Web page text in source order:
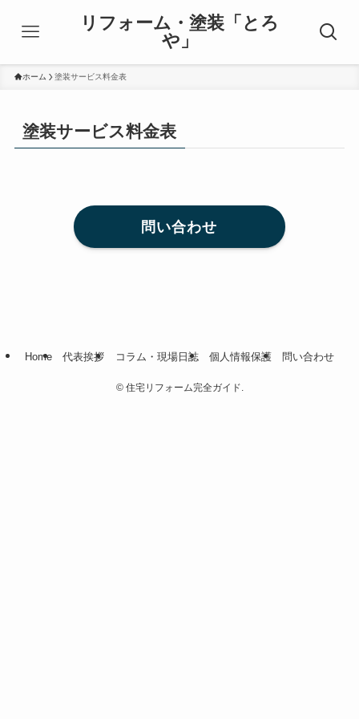
リフォーム・塗装「とろ
や」
ホーム 塗装サービス料金表
塗装サービス料金表
問い合わせ
Home 代表挨拶 コラム・現場日誌 個人情報保護 問い合わせ
©住宅リフォーム完全ガイド.